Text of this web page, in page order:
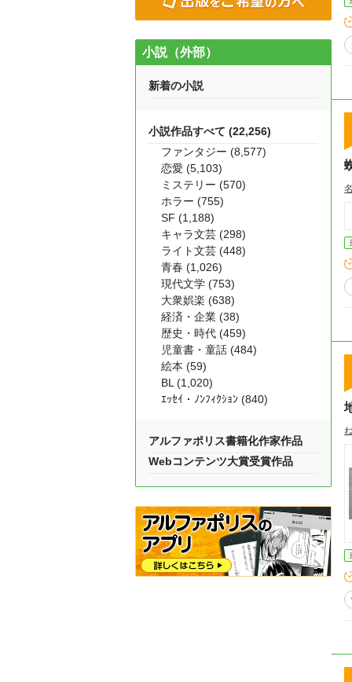
小説（外部）
新着の小説
小説作品すべて (22,256)
ファンタジー (8,577)
恋愛 (5,103)
ミステリー (570)
ホラー (755)
SF (1,188)
キャラ文芸 (298)
ライト文芸 (448)
青春 (1,026)
現代文学 (753)
大衆娯楽 (638)
経済・企業 (38)
歴史・時代 (459)
児童書・童話 (484)
絵本 (59)
BL (1,020)
ｴｯｾｲ・ﾉﾝﾌｨｸｼｮﾝ (840)
アルファポリス書籍化作家作品
Webコンテンツ大賞受賞作品